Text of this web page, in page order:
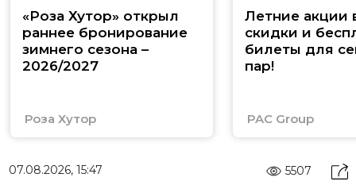
«Роза Хутор» открыл
раннее бронирование
зимнего сезона –
2026/2027
Роза Хутор
Летние акции
скидки и
билеты для
пар!
PAC Group
07.08.2026, 15:47 5507